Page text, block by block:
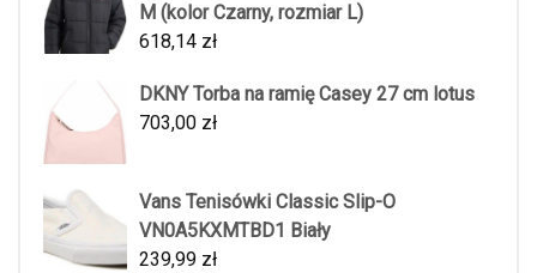
M (kolor Czarny, rozmiar L)
618,14 zł
DKNY Torba na ramię Casey 27 cm lotus
703,00 zł
Vans Tenisówki Classic Slip-O
VN0A5KXMTBD1 Biały
239,99 zł